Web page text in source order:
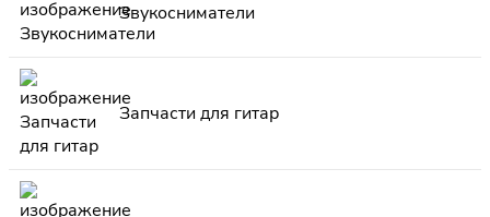
Звукосниматели
Запчасти для гитар